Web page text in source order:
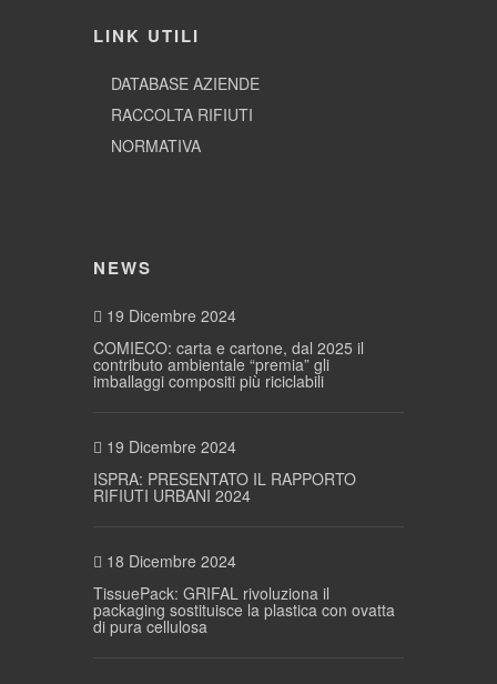
LINK UTILI
DATABASE AZIENDE
RACCOLTA RIFIUTI
NORMATIVA
NEWS
19 Dicembre 2024
COMIECO: carta e cartone, dal 2025 il
contributo ambientale “premia” gli
imballaggi compositi più riciclabili
19 Dicembre 2024
ISPRA: PRESENTATO IL RAPPORTO
RIFIUTI URBANI 2024
18 Dicembre 2024
TissuePack: GRIFAL rivoluziona il
packaging sostituisce la plastica con ovatta
di pura cellulosa